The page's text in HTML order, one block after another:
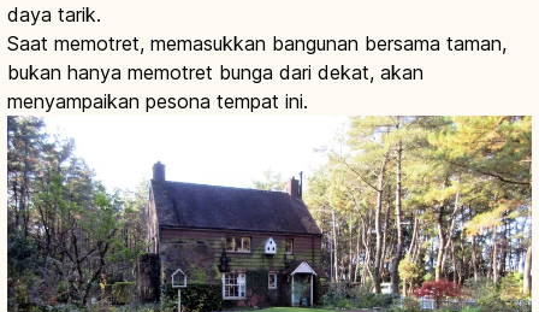
daya tarik.
Saat memotret, memasukkan bangunan bersama taman,
bukan hanya memotret bunga dari dekat, akan
menyampaikan pesona tempat ini.